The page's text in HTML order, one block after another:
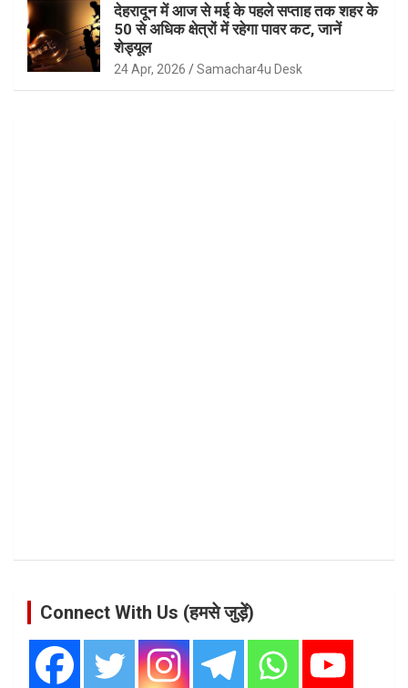
देहरादून में आज से मई के पहले सप्ताह तक शहर के
50 से अधिक क्षेत्रों में रहेगा पावर कट, जानें
शेड्यूल
24 Apr, 2026 Samachar4u Desk
Connect With Us (हमसे जुड़ें)